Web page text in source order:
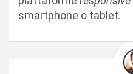
smartphone o tablet.